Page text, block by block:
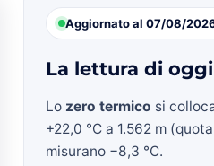
»
Aggiornato al 07/08/
La lettura di oggi
Lo zero termico si
+22,0 °C a 1.562 m
misurano −8,3 °C.